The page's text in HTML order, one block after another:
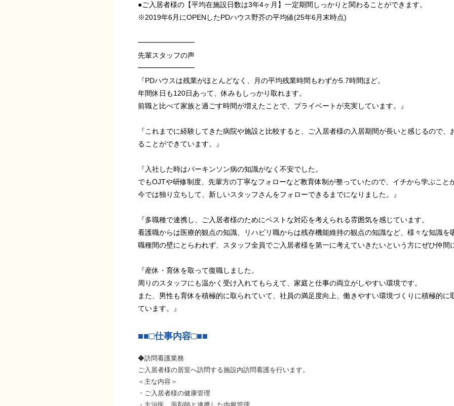
●ご入居者様の【平均在施設日数は3年4ヶ月】一定期間しっかりと関わることができます。
※2019年6月にOPENしたPDハウス野芥の平均値(25年6月末時点)
━━━━━━━━
先輩スタッフの声
━━━━━━━━
『PDハウスは残業がほとんどなく、月の平均残業時間もわずか5.7時間ほど。
年間休日も120日あって、休みもしっかり取れます。
前職と比べて家族と過ごす時間が増えたことで、プライベートが充実しています。』
『これまでに経験してきた病院や施設と比較すると、ご入居者様の入居期間が長いと感じるので
ることができています。』
『入社した時はパーキンソン病の知識がなく不安でした。
でもOJTや研修制度、先輩方の丁寧なフォローなど教育体制が整っていたので、イチから学ぶこと
今では独り立ちして、新しいスタッフさんをフォローできるまでになりました。』
『多職種で連携し、ご入居者様のためにベストな対応を考えられる雰囲気を感じています。
看護職からは医療的観点の知識、リハビリ職からは残存機能維持の観点の知識など、様々な知識を
職種間の壁にとらわれず、スタッフ全員でご入居者様を第一に考えていきたいという方にぜひ仲間
『産休・育休を取って復職しました。
周りのスタッフにも温かく受け入れてもらえて、家庭と仕事の両立がしやすい環境です。
また、男性も育休を積極的に取られていて、社員の満足度向上、働きやすい環境づくりに積極的に
ています。』
■■□仕事内容□■■
◆訪問看護業務
ご入居者様の居室へ訪問する施設内訪問看護を行います。
＜主な内容＞
・ご入居者様の健康管理